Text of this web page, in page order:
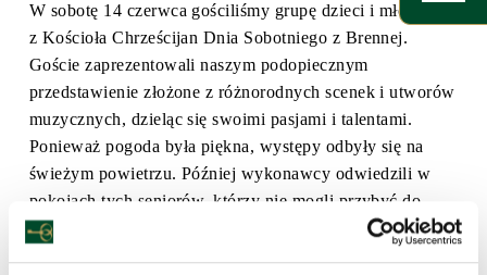
W sobotę 14 czerwca gościliśmy grupę dzieci i młodzieży
z Kościoła Chrześcijan Dnia Sobotniego z Brennej.
Goście zaprezentowali naszym podopiecznym
przedstawienie złożone z różnorodnych scenek i utworów
muzycznych, dzieląc się swoimi pasjami i talentami.
Ponieważ pogoda była piękna, występy odbyły się na
świeżym powietrzu. Później wykonawcy odwiedzili w
pokojach tych seniorów, którzy nie mogli przybyć do
ogrodu, i zaśpiewali im podnoszące na duchu pieśni.